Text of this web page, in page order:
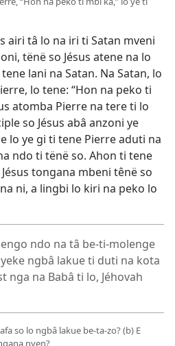
airi tâ lo na iri ti Satan mveni
tënë so Jésus atene na lo
lani na Satan. Na Satan, lo
lo tene: “Hon na peko ti
atomba Pierre na tere ti lo
so Jésus abâ anzoni ye
lo ye gi ti tene Pierre aduti na
ndo ti tënë so. Ahon ti tene
tongana mbeni tênë so
ni, a lingbi lo kiri na peko lo
ndo na tâ be-ti-molenge
ngbâ lakue ti duti na kota
nga na Babâ ti lo, Jéhovah
so lo ngbâ lakue be-ta-zo? (b) E
nyen?